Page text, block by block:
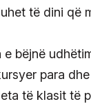
e bëjnë
para
të klasit të